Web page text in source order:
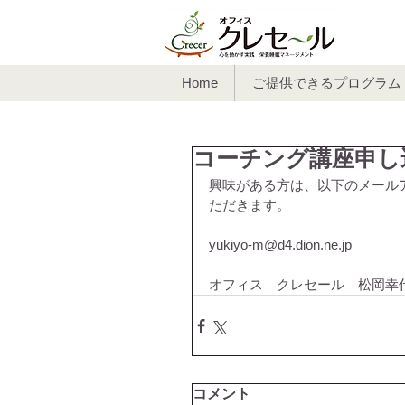
Home ご提供できるプログラム
コーチング講座申
興味がある方は、以下のメー
ただきます。
yukiyo-m@d4.dion.ne.jp
オフィス　クレセール　松岡幸
コメント